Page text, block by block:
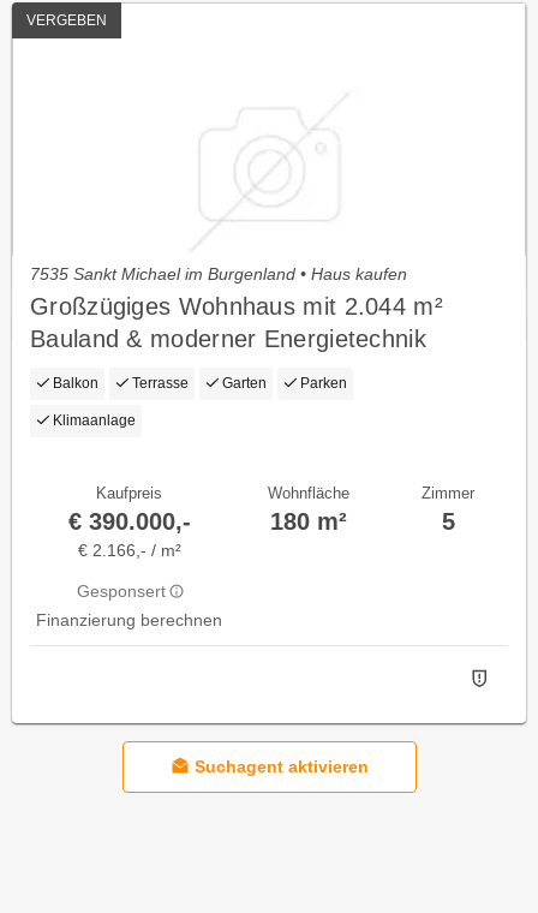
VERGEBEN
7535 Sankt Michael im Burgenland • Haus kaufen
Großzügiges Wohnhaus mit 2.044 m²
Bauland & moderner Energietechnik
Balkon Terrasse Garten Parken
Klimaanlage
Kaufpreis
€ 390.000,-
€ 2.166,- / m²
Gesponsert
Finanzierung berechnen
Wohnfläche
180 m²
Zimmer
5
Suchagent aktivieren